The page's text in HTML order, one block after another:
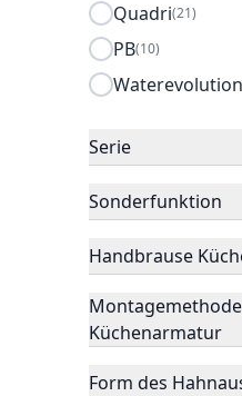
Quadri(21)
PB(10)
Waterevolution
Serie
Sonderfunktion
Handbrause
Montagemethode
Küchenarmatur
Form des